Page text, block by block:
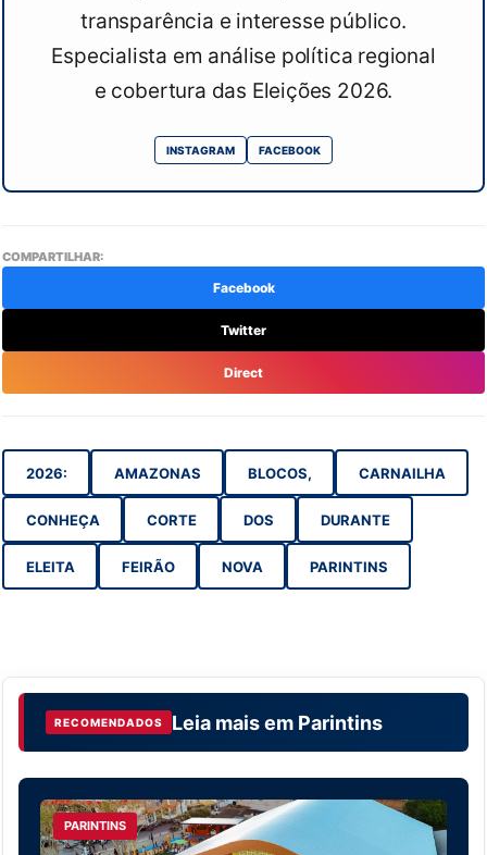
transparência e interesse público.
Especialista em análise política regional
e cobertura das Eleições 2026.
INSTAGRAM FACEBOOK
COMPARTILHAR:
Facebook
Twitter
Direct
2026: AMAZONAS BLOCOS, CARNAILHA
CONHEÇA CORTE DOS DURANTE
ELEITA FEIRÃO NOVA PARINTINS
RECOMENDADOS Leia mais em Parintins
PARINTINS